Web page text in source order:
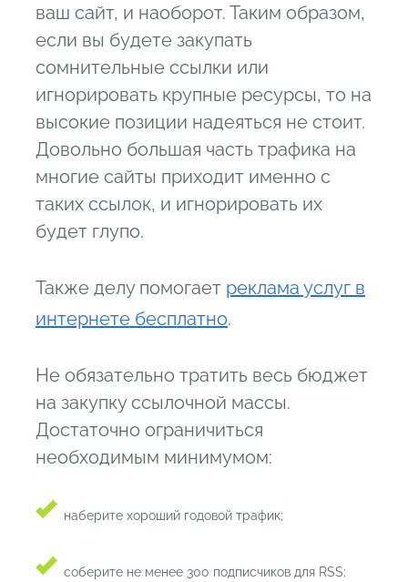
ваш сайт, и наоборот. Таким образом,
если вы будете закупать
сомнительные ссылки или
игнорировать крупные ресурсы, то на
высокие позиции надеяться не стоит.
Довольно большая часть трафика на
многие сайты приходит именно с
таких ссылок, и игнорировать их
будет глупо.
Также делу помогает реклама услуг в
интернете бесплатно.
Не обязательно тратить весь бюджет
на закупку ссылочной массы.
Достаточно ограничиться
необходимым минимумом:
наберите хороший годовой трафик;
соберите не менее 300 подписчиков для RSS;